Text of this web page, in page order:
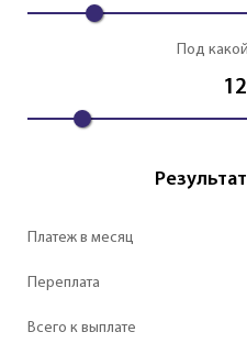
Под
12
Платеж в месяц
Переплата
Всего к выплате